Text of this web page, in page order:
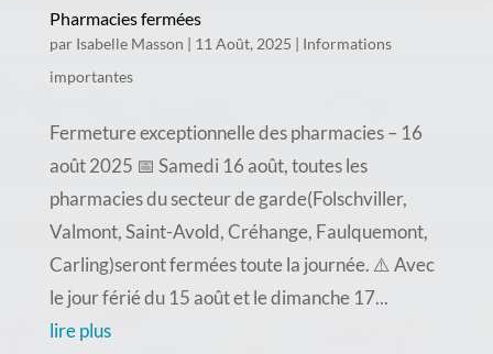
Pharmacies fermées
par Isabelle Masson | 11 Août, 2025 | Informations
importantes
Fermeture exceptionnelle des pharmacies – 16
août 2025 📅 Samedi 16 août, toutes les
pharmacies du secteur de garde(Folschviller,
Valmont, Saint-Avold, Créhange, Faulquemont,
Carling)seront fermées toute la journée. ⚠️ Avec
le jour férié du 15 août et le dimanche 17...
lire plus